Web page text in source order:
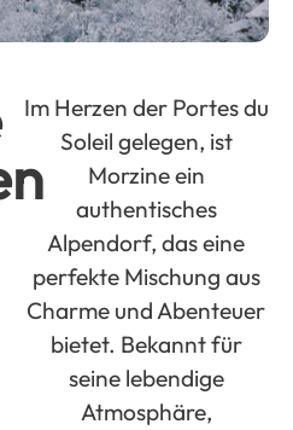
Im Herzen der Portes du
Soleil gelegen, ist
Morzine ein
authentisches
Alpendorf, das eine
perfekte Mischung aus
Charme und Abenteuer
bietet. Bekannt für
seine lebendige
Atmosphäre,